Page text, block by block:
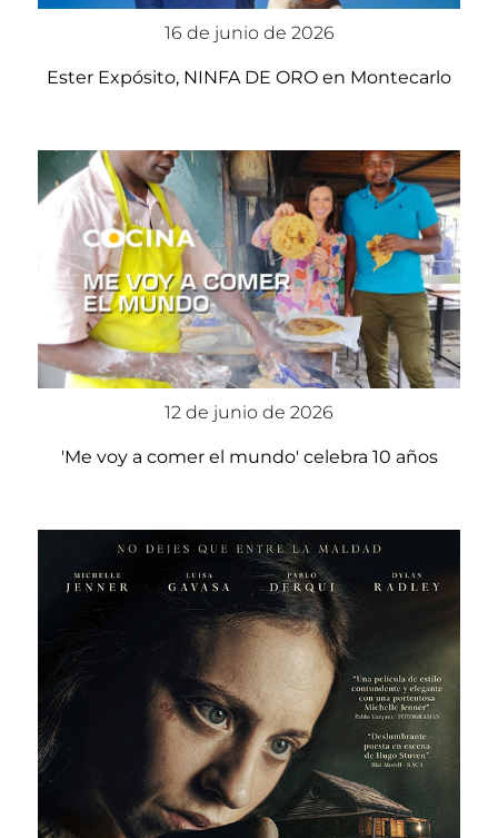
16 de junio de 2026
Ester Expósito, NINFA DE ORO en Montecarlo
12 de junio de 2026
'Me voy a comer el mundo' celebra 10 años